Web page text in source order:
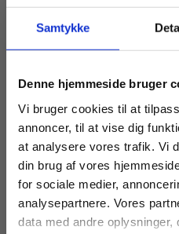
Samtykke
Denne hjemmeside bruger
Vi bruger cookies til at
annoncer, til at vise dig
at analysere vores trafik. Vi
din brug af vores
for sociale medier,
analysepartnere. Vores
data med andre
Køb læremidler og
For privatkunder og
studerende. Du får
vist priser inkl.